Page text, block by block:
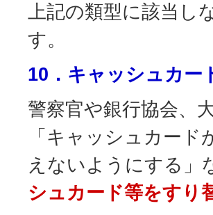
上記の類型に該当し
す。
10．キャッシュカー
警察官や銀行協会、
「キャッシュカー
えないようにする」
シュカード等をすり